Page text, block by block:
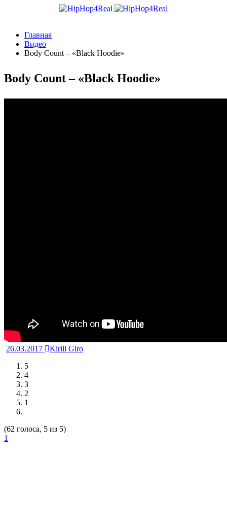
Главная
Видео
Body Count – «Black Hoodie»
Body Count – «Black Hoodie»
26.03.2017
Kirill Giro
5
4
3
2
1
(62 голоса, 5 из 5)
1